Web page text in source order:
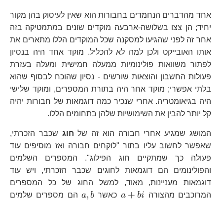
אחד מהדברים הנחמדים בחבורות הוא שאין לעיסוק בהן מקור
יחיד; הן צצו בשלושה-ארבעה מוקדים שונים במתמטיקה בזה
אחר זה לפני שהגיעו למסקנה שכל המוקדים הללו מתארים את
אותו האובייקט ולכן למה לא להכליל. מוקד אחד היה בנסיון
לפתור משוואות פולינומיות ממעלה חמישית ומעלה בעזרת
פעולות החשבון והוצאות שורשים - נסיון שהוכח לבסוף שהוא
בלתי אפשרי; מוקד אחר היה בתורת המספרים, ומוקד שלישי
היה בגיאומטריה. אחרי שנכיר כמה דוגמאות של חבורות יהיה
קל יותר להבין את השימושיות שלהן בתחומים הללו.
המושג שמגיע אחרי חבורה הוא זה של חוג שכבר הזכרתי,
שאפשר לחשוב עליו בתור "לוקחים חבורה ואז מוסיפים עוד
פעולה כך שמתקיים חוג הפילוג". המספרים השלמים
והפולינומים הם דוגמאות לחוגים שכבר הזכרתי, ויש עוד
דוגמאות מעניינות, מאוד, למשל החוג של כל המספרים
המרוכבים מהצורה
a+bi a + bi כאשר a,b
a, b
הם מספרים שלמים